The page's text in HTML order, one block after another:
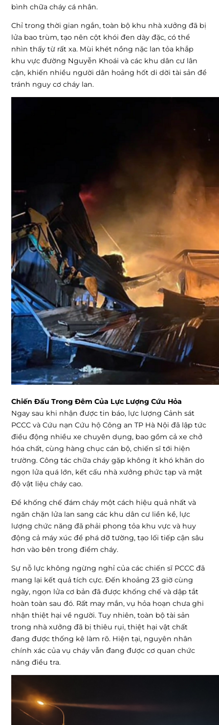
bình chữa cháy cá nhân.
Chỉ trong thời gian ngắn, toàn bộ khu nhà xưởng đã bị
lửa bao trùm, tạo nên cột khói đen dày đặc, có thể
nhìn thấy từ rất xa. Mùi khét nồng nặc lan tỏa khắp
khu vực đường Nguyễn Khoái và các khu dân cư lân
cận, khiến nhiều người dân hoảng hốt di dời tài sản để
tránh nguy cơ cháy lan.
Chiến Đấu Trong Đêm Của Lực Lượng Cứu Hỏa
Ngay sau khi nhận được tin báo, lực lượng Cảnh sát
PCCC và Cứu nạn Cứu hộ Công an TP Hà Nội đã lập tức
điều động nhiều xe chuyên dụng, bao gồm cả xe chở
hóa chất, cùng hàng chục cán bộ, chiến sĩ tới hiện
trường. Công tác chữa cháy gặp không ít khó khăn do
ngọn lửa quá lớn, kết cấu nhà xưởng phức tạp và mật
độ vật liệu cháy cao.
Để khống chế đám cháy một cách hiệu quả nhất và
ngăn chặn lửa lan sang các khu dân cư liền kề, lực
lượng chức năng đã phải phong tỏa khu vực và huy
động cả máy xúc để phá dỡ tường, tạo lối tiếp cận sâu
hơn vào bên trong điểm cháy.
Sự nỗ lực không ngừng nghỉ của các chiến sĩ PCCC đã
mang lại kết quả tích cực. Đến khoảng 23 giờ cùng
ngày, ngọn lửa cơ bản đã được khống chế và dập tắt
hoàn toàn sau đó. Rất may mắn, vụ hỏa hoạn chưa ghi
nhận thiệt hại về người. Tuy nhiên, toàn bộ tài sản
trong nhà xưởng đã bị thiêu rụi, thiệt hại vật chất
đang được thống kê làm rõ. Hiện tại, nguyên nhân
chính xác của vụ cháy vẫn đang được cơ quan chức
năng điều tra.